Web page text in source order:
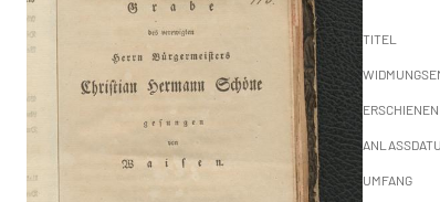
TITEL
ERSCHIENEN
UMFANG